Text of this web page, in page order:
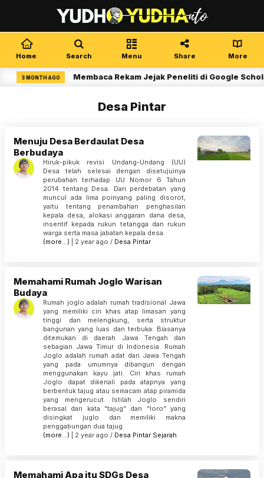
Home Search Menu Share More
3 MONTH AGO Membaca Rekam Jejak Peneliti di Google Scholar
Desa Pintar
Menuju Desa Berdaulat Desa
Berbudaya
Hiruk-pikuk revisi Undang-Undang (UU)
Desa telah selesai dengan disetujuinya
perubahan terhadap UU Nomor 6 Tahun
2014 tentang Desa. Dari perdebatan yang
muncul ada lima poinyang paling disorot,
yaitu tentang penambahan penghasilan
kepala desa, alokasi anggaran dana desa,
insentif kepada rukun tetangga dan rukun
warga serta masa jabatan kepala desa.
(more…) | 2 year ago / Desa Pintar
Memahami Rumah Joglo Warisan
Budaya
Rumah joglo adalah rumah tradisional Jawa
yang memiliki ciri khas atap limasan yang
tinggi dan melengkung, serta struktur
bangunan yang luas dan terbuka. Biasanya
ditemukan di daerah Jawa Tengah dan
sebagian Jawa Timur di Indonesia. Rumah
Joglo adalah rumah adat dari Jawa Tengah
yang pada umumnya dibangun dengan
menggunakan kayu jati. Ciri khas rumah
Joglo dapat dikenali pada atapnya yang
berbentuk tajug atau semacam atap piramida
yang mengerucut. Istilah Joglo sendiri
berasal dari kata “tajug” dan “loro” yang
disingkat juglo dan memiliki makna
penggabungan dua tajug.
(more…) | 2 year ago / Desa Pintar Sejarah
Memahami Apa itu SDGs Desa